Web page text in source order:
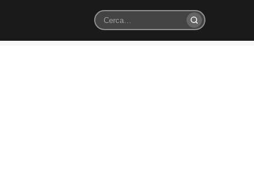
Cerca